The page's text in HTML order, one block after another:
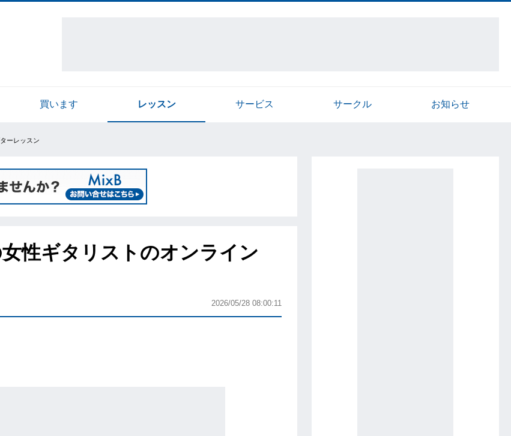
買います レッスン サービス サークル お知らせ
ーレッスン
性ギタリストのオンライン
2026/05/28 08:00:11